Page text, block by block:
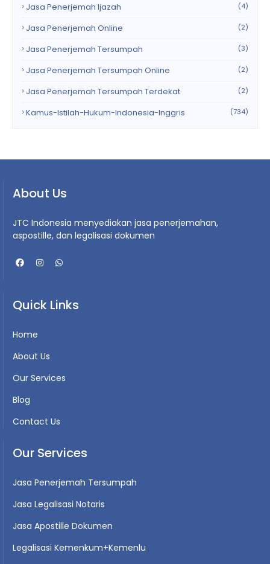
Jasa Penerjemah Ijazah (4)
Jasa Penerjemah Online (2)
Jasa Penerjemah Tersumpah (3)
Jasa Penerjemah Tersumpah Online (2)
Jasa Penerjemah Tersumpah Terdekat (2)
Kamus-Istilah-Hukum-Indonesia-Inggris (734)
About Us
JTC Indonesia menyediakan jasa penerjemahan,
aspostille, dan legalisasi dokumen
Quick Links
Home
About Us
Our Services
Blog
Contact Us
Our Services
Jasa Penerjemah Tersumpah
Jasa Legalisasi Notaris
Jasa Apostille Dokumen
Legalisasi Kemenkum+Kemenlu